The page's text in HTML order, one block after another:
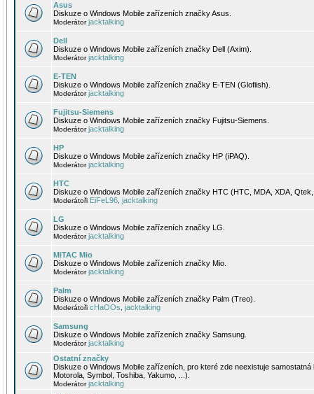
Asus
Diskuze o Windows Mobile zařízeních značky Asus.
Moderátorjacktalking
Dell
Diskuze o Windows Mobile zařízeních značky Dell (Axim).
Moderátorjacktalking
E-TEN
Diskuze o Windows Mobile zařízeních značky E-TEN (Glofiish).
Moderátorjacktalking
Fujitsu-Siemens
Diskuze o Windows Mobile zařízeních značky Fujitsu-Siemens.
Moderátorjacktalking
HP
Diskuze o Windows Mobile zařízeních značky HP (iPAQ).
Moderátorjacktalking
HTC
Diskuze o Windows Mobile zařízeních značky HTC (HTC, MDA, XDA,
Moderátoři EiFeL96 jacktalking
LG
Diskuze o Windows Mobile zařízeních značky LG.
Moderátorjacktalking
MiTAC Mio
Diskuze o Windows Mobile zařízeních značky Mio.
Moderátorjacktalking
Palm
Diskuze o Windows Mobile zařízeních značky Palm (Treo).
Moderátoři cHaOOs jacktalking
Samsung
Diskuze o Windows Mobile zařízeních značky Samsung.
Moderátorjacktalking
Ostatní značky
Diskuze o Windows Mobile zařízeních, pro které zde neexistuje
Motorola, Symbol, Toshiba, Yakumo, ...).
Moderátorjacktalking